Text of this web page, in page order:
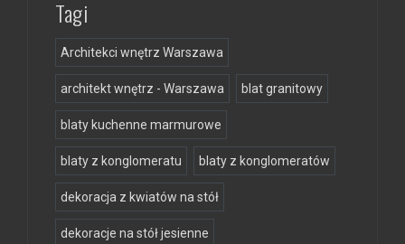
Tagi
Architekci wnętrz Warszawa
architekt wnętrz - Warszawa blat granitowy
blaty kuchenne marmurowe
blaty z konglomeratu blaty z konglomeratów
dekoracja z kwiatów na stół
dekoracje na stół jesienne